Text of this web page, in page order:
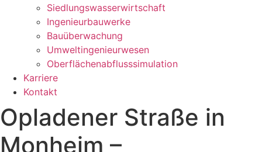
Siedlungswasserwirtschaft
Ingenieurbauwerke
Bauüberwachung
Umweltingenieurwesen
Oberflächenabflusssimulation
Karriere
Kontakt
Opladener Straße in
Monheim –